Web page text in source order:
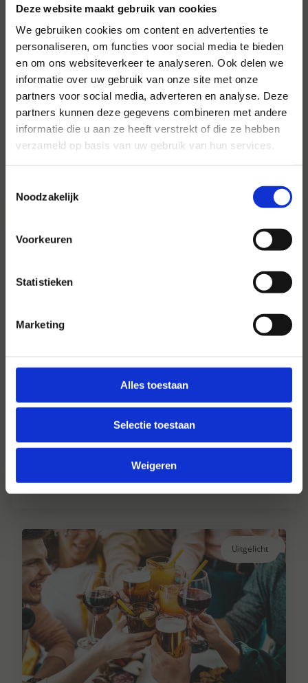
Deze website maakt gebruik van cookies
We gebruiken cookies om content en advertenties te
personaliseren, om functies voor social media te bieden
en om ons websiteverkeer te analyseren. Ook delen we
informatie over uw gebruik van onze site met onze
partners voor social media, adverteren en analyse. Deze
partners kunnen deze gegevens combineren met andere
informatie die u aan ze heeft verstrekt of die ze hebben
verzameld op basis van uw gebruik van hun services.
Noodzakelijk
Voorkeuren
Statistieken
Marketing
Alles toestaan
Selectie toestaan
Weigeren
Voor al uw evenementen en
partijen
Hansen Evenementen is uw partner voor
evenementen van groot tot klein.
Hansen Dranken sinds 1947
Al ruim 75 jaar uw grote onafhankelijke
Lees verder
Uitgelicht